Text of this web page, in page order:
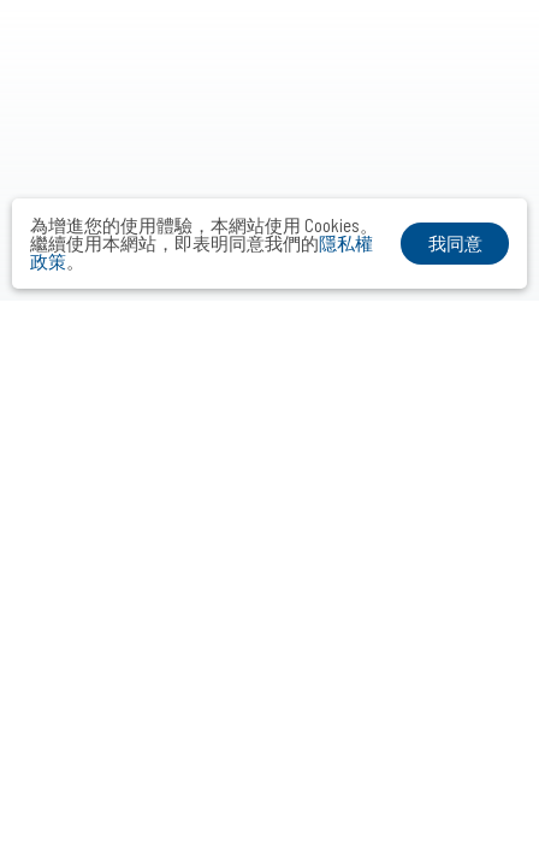
為增進您的使用體驗，本網站使用 Cookies。
繼續使用本網站，即表明同意我們的隱私權
政策。
我同意